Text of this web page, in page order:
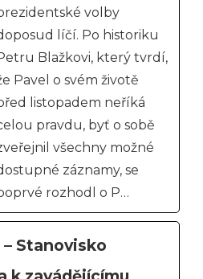
volby
líčí. Po historiku
Blažkovi, který tvrdí,
Pavel o svém životě
listopadem neříká
pravdu, byť o sobě
všechny možné
záznamy, se
rozhodl o P…
Stanovisko